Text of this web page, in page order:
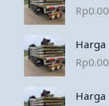
Rp0.00
Harga
Rp0.00
Harga